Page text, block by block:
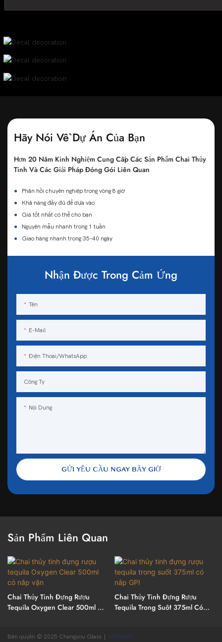
Hãy Nói Về Dự Án Của Bạn
Hơn 20 Năm Kinh Nghiệm Cung Cấp Các Sản Phẩm Chai Thủy
Tinh Và Các Giải Pháp Đóng Gói Liên Quan
●
Phản hồi chuyên nghiệp trong vòng 8 giờ
●
Khả năng đầy đủ để dựa vào
●
Giá tốt nhất có thể cho bạn
●
Nguyên mẫu nhanh trong 1 tuần
●
Giao hàng nhanh trong 35-40 ngày
Nhận Được Trong Cảm Ứng
Tên
E-Mail
Điện Thoại/WhatsApp
Công Ty
Nội Dung
GỬI YÊU CẦU NGAY BÂY GIỜ
Sản Phẩm Liên Quan
Chai Thủy Tinh Đựng Rượu
Tequila Oxygen Clear 500ml Có
Chai Thủy Tinh Đựng Rượu
Tequila Trong Suốt 375ml Có
Bản quyền © 2025 Changyou Glass | SITEMAP